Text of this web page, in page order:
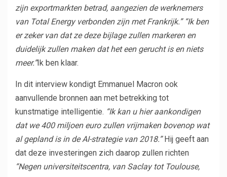
zijn exportmarkten betrad, aangezien de werknemers
van Total Energy verbonden zijn met Frankrijk.” “Ik ben
er zeker van dat ze deze bijlage zullen markeren en
duidelijk zullen maken dat het een gerucht is en niets
meer.”Ik ben klaar.
In dit interview kondigt Emmanuel Macron ook
aanvullende bronnen aan met betrekking tot
kunstmatige intelligentie. “Ik kan u hier aankondigen
dat we 400 miljoen euro zullen vrijmaken bovenop wat
al gepland is in de AI-strategie van 2018.”Hij geeft aan
dat deze investeringen zich daarop zullen richten
“Negen universiteitscentra, van Saclay tot Toulouse,